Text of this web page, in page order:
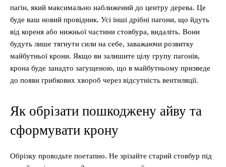
пагін, який максимально наближений до центру дерева. Це
буде ваш новий провідник. Усі інші дрібні пагони, що йдуть
від кореня або нижньої частини стовбура, видаліть. Вони
будуть лише тягнути сили на себе, заважаючи розвитку
майбутньої крони. Якщо ви залишите цілу групу пагонів,
крона буде занадто загущеною, що в майбутньому призведе
до появи грибкових хвороб через відсутність вентиляції.
Як обрізати пошкоджену айву та
сформувати крону
Обрізку проводьте поетапно. Не зрізайте старий стовбур під